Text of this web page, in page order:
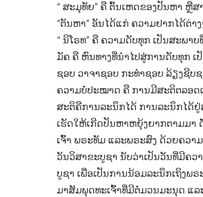
“ ສະມຸທັຍ” ຄື ຕົ້ນເຫດຂອງປັນຫາ ຫຼື
“ຕັນຫາ” ອັນໄດ້ແກ່ ຄວາມຢາກໄດ້ຕ່
“ ນິໂຣທ” ຄື ຄວາມດັບທຸກ ເປັນສະພ
ມັຄ ຄື ຫົນທາງທີ່ນຳໄປສູ່ການດັບທຸກ ເ
ຊອບ ວາຈາຊອບ ກະທຳຊອບ ລ້ຽງຊີ
ຄວາມບໍ່ປະໝາດ ຄື ການມີສະຕິຕລອດ
ສະຕິຄືການລະນຶກໄດ້ ການລະນຶກໄດ້
ເຮັດໃຫ້ເກີດປັນຫາຫຍຸ້ງຍາກຕາມມ
ເຈົ້າ ພຣະທັມ ແລະພຣະສົງ ດ້ວຍຄວາ
ວັນວິສາຂະບູຊາ ນັບວ່າເປັນວັນທີ່ມີຄ
ບູຊາ ເພື່ອເປັນການນ້ອມລະນຶກເຖິງ
ມາສັມພຸດທະເຈົ້າທີ່ມີຕໍ່ມວນມະນຸດ ແ